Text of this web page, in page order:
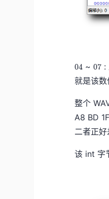
0
0
04 ~0
0
07 :
就是该
整个
A8 BD
二者正
该 int 字